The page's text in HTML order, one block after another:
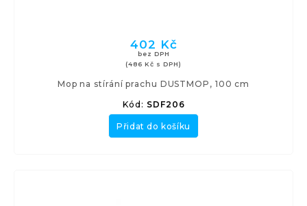
402 Kč
bez DPH
(486 Kč s DPH)
Mop na stírání prachu DUSTMOP, 100 cm
Kód: SDF206
Přidat do košíku